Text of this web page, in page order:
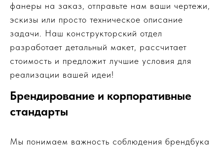
фанеры на заказ, отправьте нам ваши чертежи,
эскизы или просто техническое описание
задачи. Наш конструкторский отдел
разработает детальный макет, рассчитает
стоимость и предложит лучшие условия для
реализации вашей идеи!
Брендирование и корпоративные
стандарты
Мы понимаем важность соблюдения брендбука